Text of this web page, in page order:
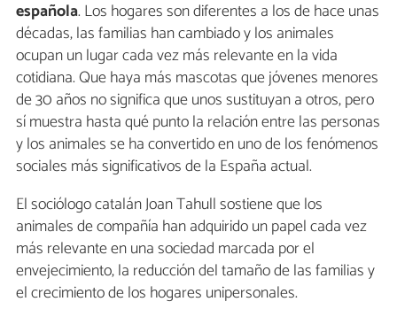
española. Los hogares son diferentes a los de hace unas
décadas, las familias han cambiado y los animales
ocupan un lugar cada vez más relevante en la vida
cotidiana. Que haya más mascotas que jóvenes menores
de 30 años no significa que unos sustituyan a otros, pero
sí muestra hasta qué punto la relación entre las personas
y los animales se ha convertido en uno de los fenómenos
sociales más significativos de la España actual.
El sociólogo catalán Joan Tahull sostiene que los
animales de compañía han adquirido un papel cada vez
más relevante en una sociedad marcada por el
envejecimiento, la reducción del tamaño de las familias y
el crecimiento de los hogares unipersonales.